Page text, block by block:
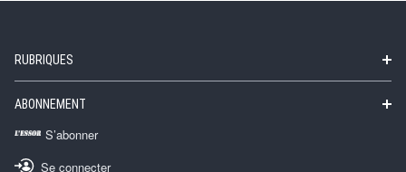
RUBRIQUES
ABONNEMENT
S’abonner
Se connecter